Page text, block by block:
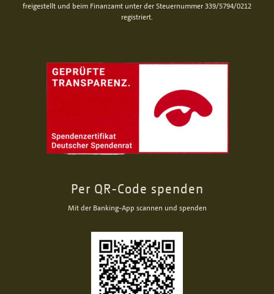
freigestellt und beim Finanzamt unter der Steuernummer 339/5794/0212
registriert.
Per QR-Code spenden
Mit der Banking-App scannen und spenden